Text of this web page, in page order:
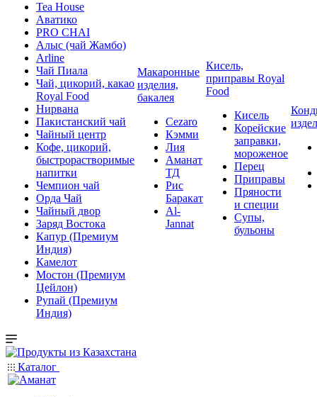
Tea House
Аватико
PRO CHAI
Алыс (чай Жамбо)
Arline
Чай Пиала
Чай, цикорий, какао
Royal Food
Нирвана
Пакистанский чай
Чайный центр
Кофе, цикорий,
быстрорастворимые
напитки
Чемпион чай
Орда Чай
Чайный двор
Заряд Востока
Капур (Премиум
Индия)
Камелот
Мостон (Премиум
Цейлон)
Рупай (Премиум
Индия)
Макаронные
изделия,
бакалея
Cezaro
Кэмми
Лия
Аманат
ТД
Рис
Баракат
Al-
Jannat
Кисель,
приправы Royal
Food
Кисель
Корейские
заправки,
мороженое
Перец
Приправы
Пряности
и специи
Супы,
бульоны
Каталог